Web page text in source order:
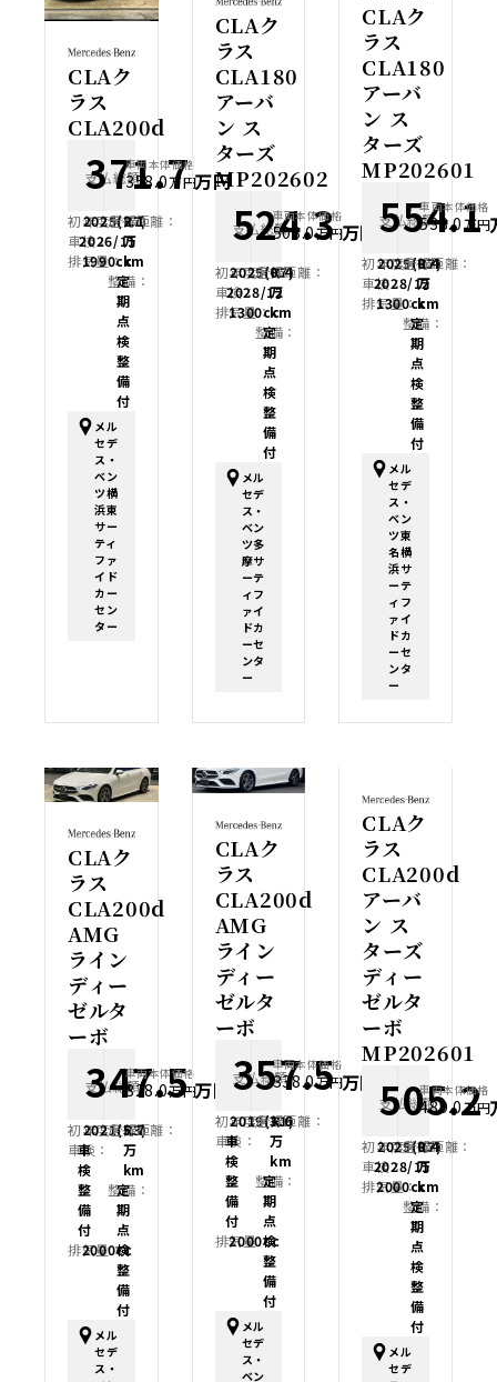
CLAク
ラス
CLA200d
支払総額
371.7 万円
車両本体価格
358.0万円
初年度登録：
2025(R7)
車検：
2026/11
排気量：
1990cc
走行距離：
2.1
万
km
整備：
定
期
点
検
整
備
付
メル
セデ
ス・
ベン
ツ横
浜東
サー
ティ
ファ
イド
カー
セン
ター
CLAク
ラス
CLA180
アーバ
ン ス
ターズ
MP202602
支払総額
524.3 万円
車両本体価格
508.0万円
初年度登録：
2025(R7)
車検：
2028/12
排気量：
1300cc
走行距離：
0.4
万
km
整備：
定
期
点
検
整
備
付
メル
セデ
ス・
ベン
ツ多
摩サ
ーテ
ィフ
ァイ
ドカ
ーセ
ンタ
ー
CLAク
ラス
CLA180
アーバ
ン ス
ターズ
MP202601
支払総額
554.1
車両本体価格
538.0万円
初年度登録：
2025(R7)
車検：
2028/12
排気量：
1300cc
走行距離：
0.4
万
km
整備：
定
期
点
検
整
備
付
メル
セデ
ス・
ベン
ツ東
名横
浜サ
ーテ
ィフ
ァイ
ドカ
ーセ
ンタ
ー
CLAク
ラス
CLA200d
AMG
ライン
ディー
ゼルタ
ーボ
支払総額
347.5 万円
車両本体価格
328.0万円
初年度登録：
2021(R3)
車検：
車
検
整
備
付
排気量：
2000cc
走行距離：
5.7
万
km
整備：
定
期
点
検
整
備
付
メル
セデ
ス・
CLAク
ラス
CLA200d
AMG
ライン
ディー
ゼルタ
ーボ
支払総額
357.5 万円
車両本体価格
338.0万円
初年度登録：
2019(R1)
車検：
車
検
整
備
付
排気量：
2000cc
走行距離：
3.6
万
km
整備：
定
期
点
検
整
備
付
メル
セデ
ス・
ベン
CLAク
ラス
CLA200d
アーバ
ン ス
ターズ
ディー
ゼルタ
ーボ
MP202601
支払総額
505.2
車両本体価格
489.0万円
初年度登録：
2025(R7)
車検：
2028/11
排気量：
2000cc
走行距離：
0.4
万
km
整備：
定
期
点
検
整
備
付
メル
セデ